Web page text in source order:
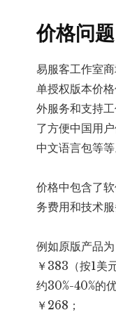
价格问题
易服客工作室
单授权版本价
外服务和支持
了方便中国用
中文语言包等等
价格中包含了
务费用和技术
例如原版产品
￥383（按1美
约30%-40%的
￥268；